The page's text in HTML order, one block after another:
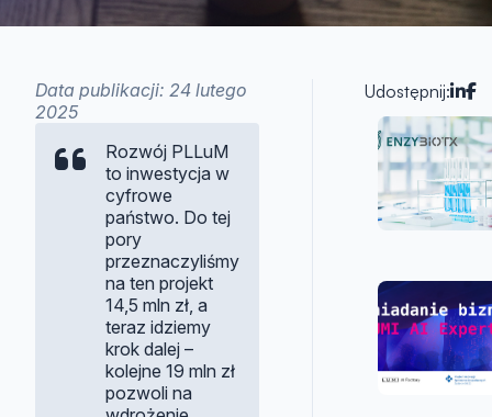
Data publikacji: 24 lutego
2025
Rozwój PLLuM
to inwestycja w
cyfrowe
państwo. Do tej
pory
przeznaczyliśmy
na ten projekt
14,5 mln zł, a
teraz idziemy
krok dalej –
kolejne 19 mln zł
pozwoli na
Udostępnij: